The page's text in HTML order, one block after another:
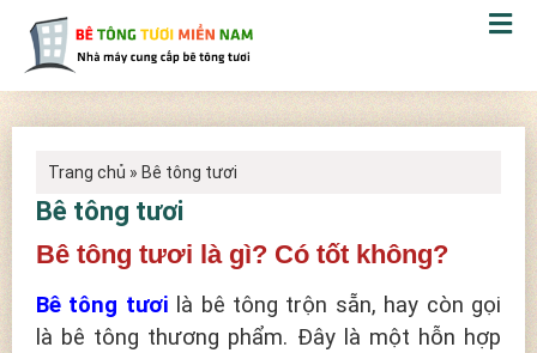
Trang chủ » Bê tông tươi
Bê tông tươi
Bê tông tươi là gì? Có tốt không?
Bê tông tươi là bê tông trộn sẵn, hay còn gọi
là bê tông thương phẩm. Đây là một hỗn hợp